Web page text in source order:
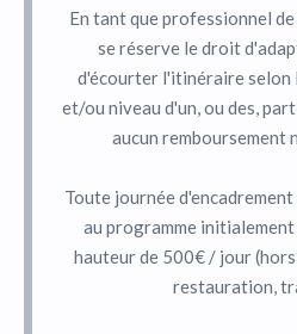
En tant que professionnel
se réserve le droit
d'écourter l'itinéraire selon
et/ou niveau d'un, ou des,
aucun remboursement
Toute journée
au programme initialement
hauteur de 500€ / jour
restauration,